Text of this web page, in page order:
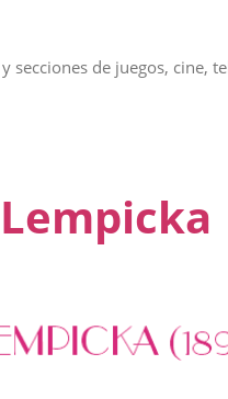
secciones de juegos, cine,